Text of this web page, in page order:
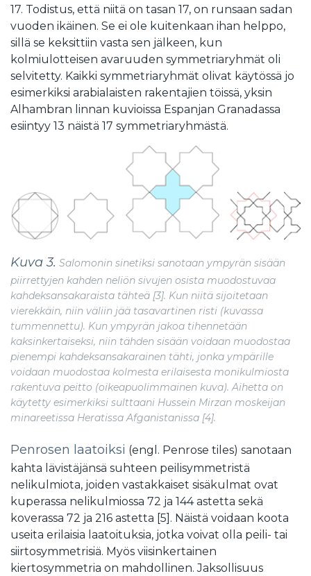
17. Todistus, että niitä on tasan 17, on runsaan sadan
vuoden ikäinen. Se ei ole kuitenkaan ihan helppo,
sillä se keksittiin vasta sen jälkeen, kun
kolmiulotteisen avaruuden symmetriaryhmät oli
selvitetty. Kaikki symmetriaryhmät olivat käytössä jo
esimerkiksi arabialaisten rakentajien töissä, yksin
Alhambran linnan kuvioissa Espanjan Granadassa
esiintyy 13 näistä 17 symmetriaryhmästä.
Kuva 3. Salomonin sinetiksi sanotaan ympyrän sisään
piirrettyjen kahden neliön sivujen osista muodostuvaa
kahdeksansakaraista tähteä [3]. Kun niitä sijoitetaan
vierekkäin, niin väliin jää tasavartinen risti (kuvassa
tummennettu). Kun ympyrän jakoa tihennetään
kaksinkertaiseksi, niin tähden sisään voidaan muodostaa
pienempi kahdeksansakarainen tähti, jonka ympärille
voidaan muodostaa kolmesta erilaisesta monikulmiosta
rakentuva peitto (oikeapuolimmainen kuva). Aihetta on
käytetty esimerkiksi sulttaani Hussein Mirzan moskeijan
minareetissa Heratissa Afganistanissa [4].
Penrosen laatoiksi (engl. Penrose tiles) sanotaan
kahta lävistäjänsä suhteen peilisymmetristä
nelikulmiota, joiden vastakkaiset sisäkulmat ovat
kuperassa nelikulmiossa 72 ja 144 astetta sekä
koverassa 72 ja 216 astetta [5]. Näistä voidaan koota
useita erilaisia laatoituksia, jotka voivat olla peili- tai
siirtosymmetrisiä. Myös viisinkertainen
kiertosymmetria on mahdollinen. Jaksollisuus